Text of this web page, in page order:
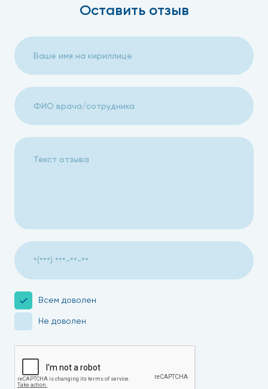
Оставить отзыв
Всем доволен
Не доволен